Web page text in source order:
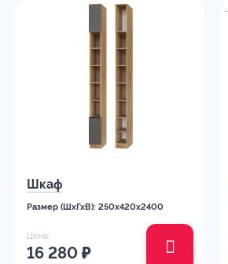
Шкаф
Размер (ШхГхВ): 250x420x2400
Цена:
16 280 ₽